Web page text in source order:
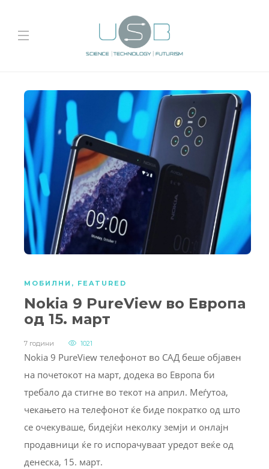
МОБИЛНИ , FEATURED
Nokia 9 PureView во Европа
од 15. март
7 години 1021
Nokia 9 PureView телефонот во САД беше објавен
на почетокот на март, додека во Европа би
требало да стигне во текот на април. Меѓутоа,
чекањето на телефонот ќе биде пократко од што
се очекуваше, бидејќи неколку земји и онлајн
продавници ќе го испорачуваат уредот веќе од
денеска, 15. март.